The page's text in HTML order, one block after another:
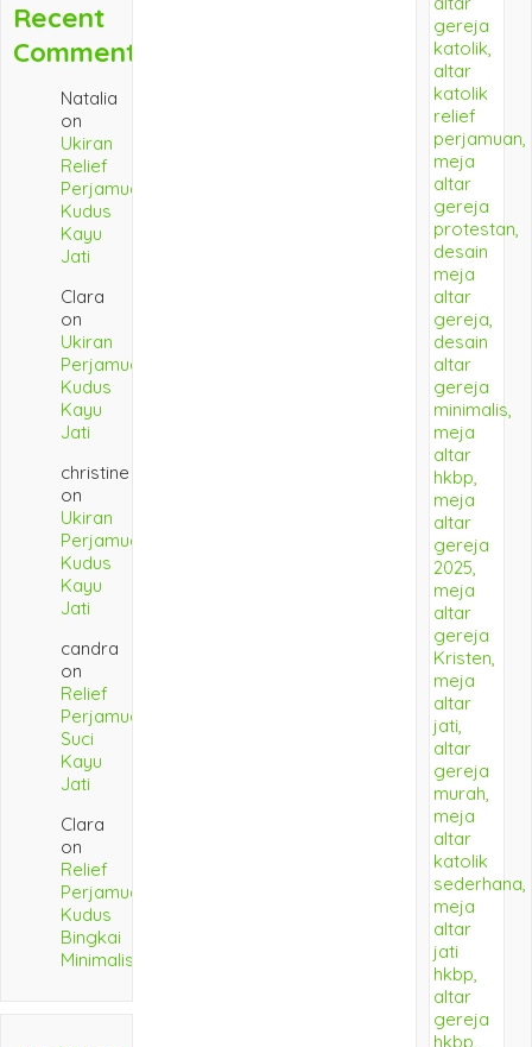
Recent
Comments
Natalia
on
Ukiran
Relief
Perjamuan
Kudus
Kayu
Jati
Clara
on
Ukiran
Perjamuan
Kudus
Kayu
Jati
christine
on
Ukiran
Perjamuan
Kudus
Kayu
Jati
candra
on
Relief
Perjamuan
Suci
Kayu
Jati
Clara
on
Relief
Perjamuan
Kudus
Bingkai
Minimalis